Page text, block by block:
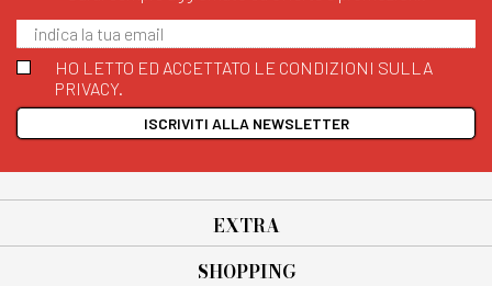
HO LETTO ED ACCETTATO LE CONDIZIONI SULLA
PRIVACY.
ISCRIVITI ALLA NEWSLETTER
EXTRA
SHOPPING